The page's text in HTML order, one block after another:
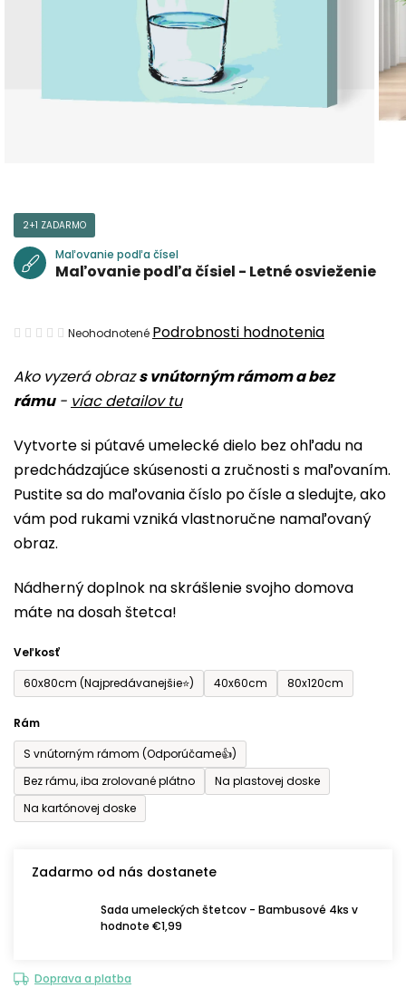
Ako vyzerá obrazs vnútorným rámom a bez
rámu- viac detailov tu
Vytvorte si pútavé umelecké dielo bez ohľadu na
predchádzajúce skúsenosti a zručnosti s maľovaním.
Pustite sa do maľovania číslo po čísle a sledujte, ako
vám pod rukami vzniká vlastnoručne namaľovaný
obraz.
Nádherný doplnok na skrášlenie svojho domova
máte na dosah štetca!
Veľkosť
60x80cm (Najpredávanejšie⭐)
40x60cm 80x120cm
Rám
S vnútorným rámom (Odporúčame👍)
Bez rámu, iba zrolované plátno
Na plastovej doske
Na kartónovej doske
Zadarmo od nás dostanete
Sada umeleckých štetcov - Bambusové 4ks v
hodnote €1,99
Doprava a platba
2+1 ZADARMO
Maľovanie podľa čísel
Maľovanie podľa čísiel - Letné osvieženie
Priemerné
produktu
je
z
5
hviezdičiek.
Neohodnotené Podrobnosti hodnotenia